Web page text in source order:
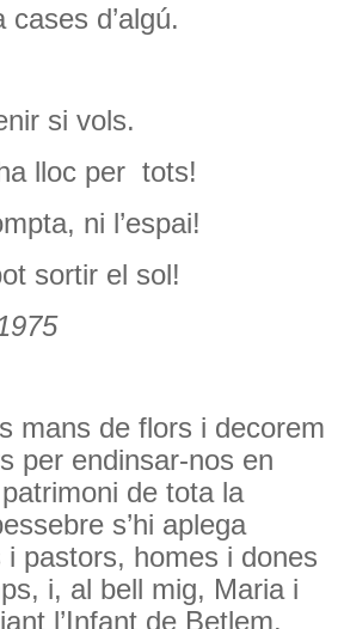
d’algú.
si vols.
lloc per tots!
ni l’espai!
sortir el sol!
mans de flors i decorem
per endinsar-nos en
de tota la
s’hi aplega
pastors, homes i dones
i, al bell mig, Maria i
l’Infant de Betlem.